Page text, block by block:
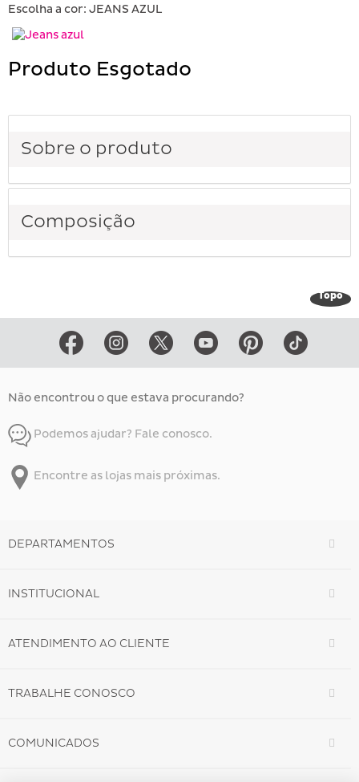
Escolha a cor: JEANS AZUL
Produto Esgotado
Sobre o produto
Composição
Topo
Não encontrou o que estava procurando?
Podemos ajudar? Fale conosco.
Encontre as lojas mais próximas.
DEPARTAMENTOS
INSTITUCIONAL
ATENDIMENTO AO CLIENTE
TRABALHE CONOSCO
COMUNICADOS